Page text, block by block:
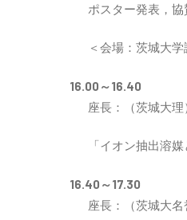
ポスター発表，
＜会場：茨城大学
16.00～16.40
座長：（茨城大
「イオン抽出溶
16.40～17.30
座長：（茨城大